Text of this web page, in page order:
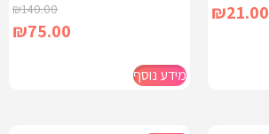
₪21.00
₪140.00
₪75.00
מידע נוסף